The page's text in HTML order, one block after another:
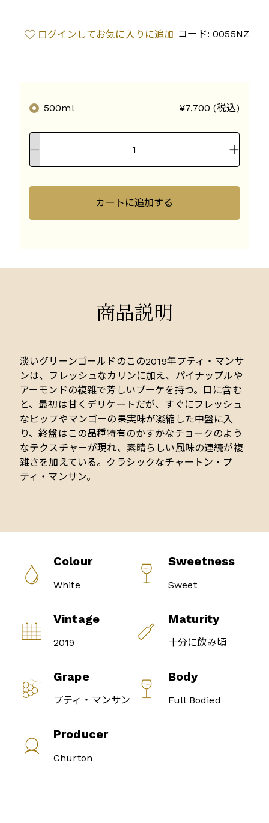
ログインしてお気に入りに追加 コード: 0055NZ
500ml ¥7,700 (税込)
カートに追加する
商品説明
淡いグリーンゴールドのこの2019年プティ・マンサ
ンは、フレッシュなカリンに加え、パイナップルや
アーモンドの複雑で芳しいブーケを持つ。口に含む
と、最初は甘くデリケートだが、すぐにフレッシュ
なピップやマンゴーの果実味が凝縮した中盤に入
り、終盤はこの品種特有のかすかなチョークのよう
なテクスチャーが現れ、素晴らしい風味の連続が複
雑さを加えている。クラシックなチャートン・プ
ティ・マンサン。
Colour
White
Sweetness
Sweet
Vintage
2019
Maturity
十分に飲み頃
Grape
プティ・マンサン
Body
Full Bodied
Producer
Churton